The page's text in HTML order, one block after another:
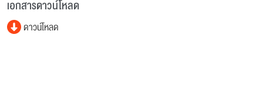
เอกสารดาวน์โหลด
ดาวน์โหลด